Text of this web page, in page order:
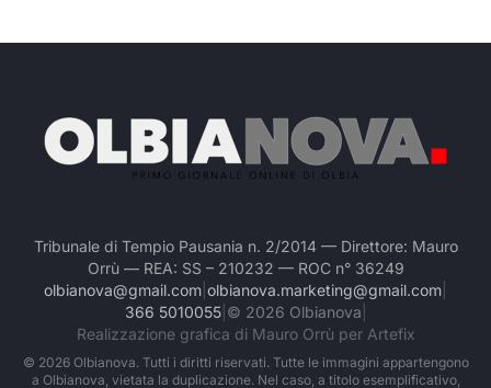
Tribunale di Tempio Pausania n. 2/2014 — Direttore: Mauro
Orrù — REA: SS – 210232 — ROC n° 36249
olbianova@gmail.com olbianova.marketing@gmail.com
366 5010055| © 2026 Olbianova
Realizzazione grafica di Mauro Orrù per Artefix
© 2026Olbianova. Tutti i diritti riservati. Tutte le immagini appartengono
a Olbianova, vietata la duplicazione. Nel caso, a titolo esemplificativo,